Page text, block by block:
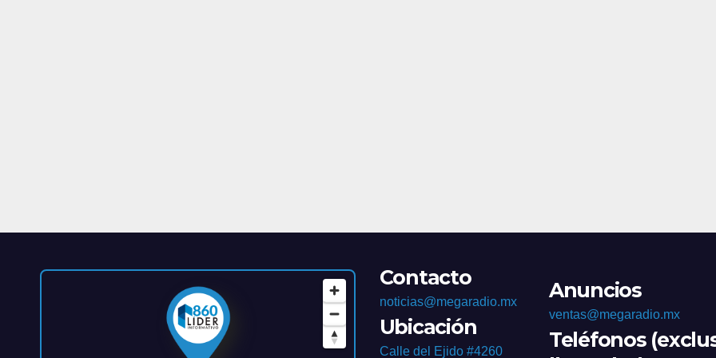
Contacto
noticias@megaradio.mx
Ubicación
Calle del Ejido #4260
Anuncios
ventas@megaradio.mx
Teléfonos